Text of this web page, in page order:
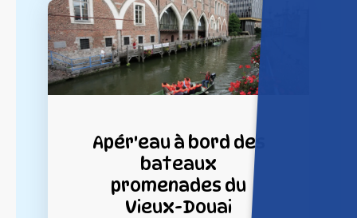
Apér'eau à bord des
bateaux
promenades du
Vieux-Douai